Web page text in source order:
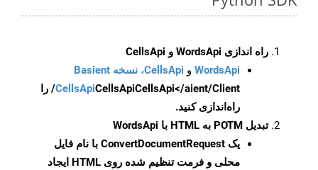
راه اندازی WordsApi و CellsApi
WordsApi و CellsApi، نسخه Basient
CellsApiCellsApi
CellsApi</aient/Client/ را
راه‌اندازی کنید.
تبدیل POTM به HTML با WordsApi
یک ConvertDocumentRequest با نام فایل
محلی و فرمت تنظیم شده روی HTML ایجاد